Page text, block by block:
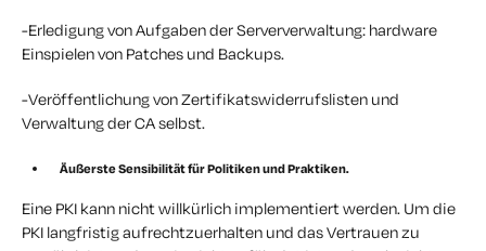
-Erledigung von Aufgaben der Serververwaltung: hardware
Einspielen von Patches und Backups.
-Veröffentlichung von Zertifikatswiderrufslisten und
Verwaltung der CA selbst.
Äußerste Sensibilität für Politiken und Praktiken.
Eine PKI kann nicht willkürlich implementiert werden. Um die
PKI langfristig aufrechtzuerhalten und das Vertrauen zu